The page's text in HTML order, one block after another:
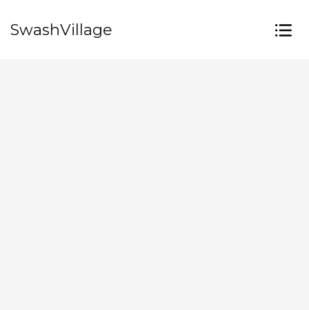
SwashVillage